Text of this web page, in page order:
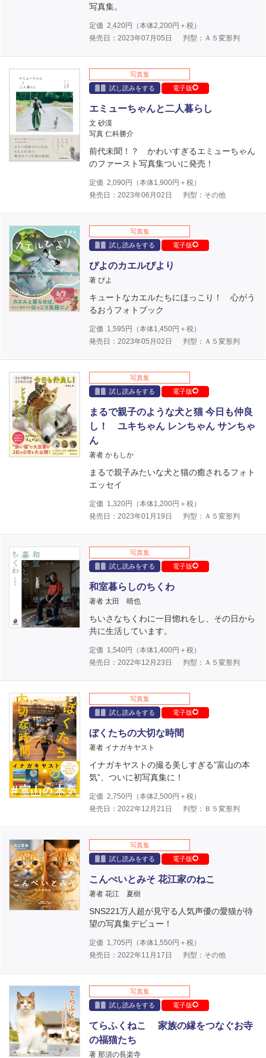
写真集。
定価 2,420円（本体2,200円＋税）
発売日：2023年07月05日
判型：Ａ５変形判
写真集
試し読みをする
電子版
エミューちゃんと二人暮らし
文 砂漠
写真 仁科勝介
前代未聞！？ かわいすぎるエミューちゃん
のファースト写真集ついに発売！
定価 2,090円（本体1,900円＋税）
発売日：2023年06月02日
判型：その他
写真集
試し読みをする
電子版
ぴよのカエルびより
著 ぴよ
キュートなカエルたちにほっこり！ 心がう
るおうフォトブック
定価 1,595 円（本体1,450円＋税）
発売日：2023年05月02日
判型：Ａ５変形判
写真集
試し読みをする
電子版
まるで親子のような犬と猫 今日も仲良
し！ ユキちゃん レンちゃん サンちゃ
ん
著者 かもしか
まるで親子みたいな犬と猫の癒されるフォト
エッセイ
定価 1,320円（本体1,200円＋税）
発売日：2023年01月19日
判型：Ａ５変形判
写真集
試し読みをする
電子版
和室暮らしのちくわ
著者 太田 晴也
ちいさなちくわに一目惚れをし、その日から
共に生活しています。
定価 1,540円（本体1,400円＋税）
発売日：2022年12月23日
判型：Ａ５変形判
写真集
試し読みをする
電子版
ぼくたちの大切な時間
著者 イナガキヤスト
イナガキヤストの撮る美しすぎる”富山の本
気”、ついに初写真集に！
定価 2,750円（本体2,500円＋税）
発売日：2022年12月21日
判型：Ｂ５変形判
写真集
試し読みをする
電子版
こんぺいとみそ 花江家のねこ
著者 花江 夏樹
SNS221万人超が見守る人気声優の愛猫が待
望の写真集デビュー！
定価 1,705 円（本体1,550円＋税）
発売日：2022年11月17日
判型：その他
写真集
試し読みをする
電子版
てらふくねこ 家族の縁をつなぐお寺
の福猫たち
著 那須の長楽寺